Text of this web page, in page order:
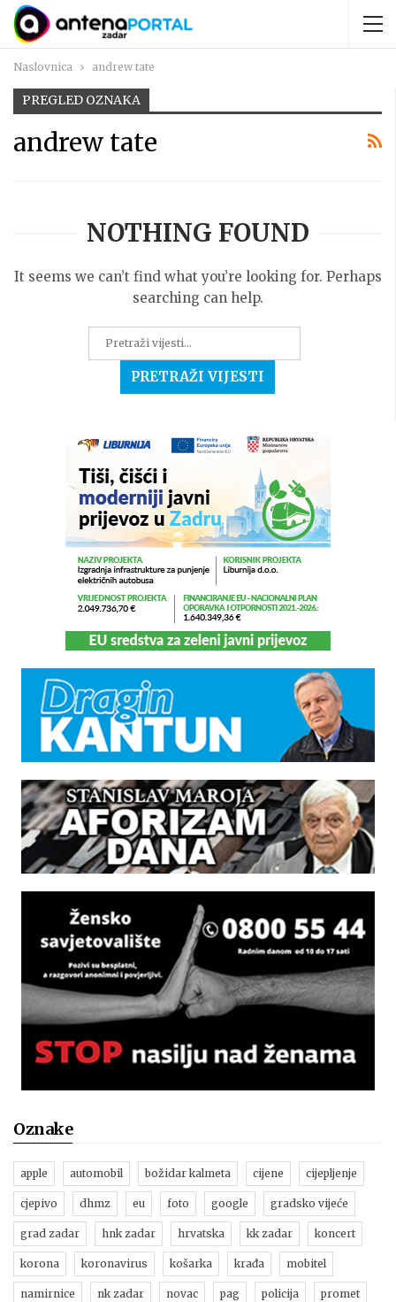
Naslovnica andrew tate
PREGLED OZNAKA
andrew tate
NOTHING FOUND
It seems we can’t find what you’re looking for. Perhaps
searching can help.
Oznake
apple automobil božidar kalmeta cijene cijepljenje
cjepivo dhmz eu foto google gradsko vijeće
grad zadar hnk zadar hrvatska kk zadar koncert
korona koronavirus košarka krađa mobitel
namirnice nk zadar novac pag policija promet